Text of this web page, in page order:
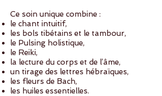
Ce soin unique combine :
le chant intuitif,
les bols tibétains et le tambour,
le Pulsing holistique,
le Reiki,
la lecture du corps et de l’âme,
un tirage des lettres hébraïques,
les fleurs de Bach,
les huiles essentielles.